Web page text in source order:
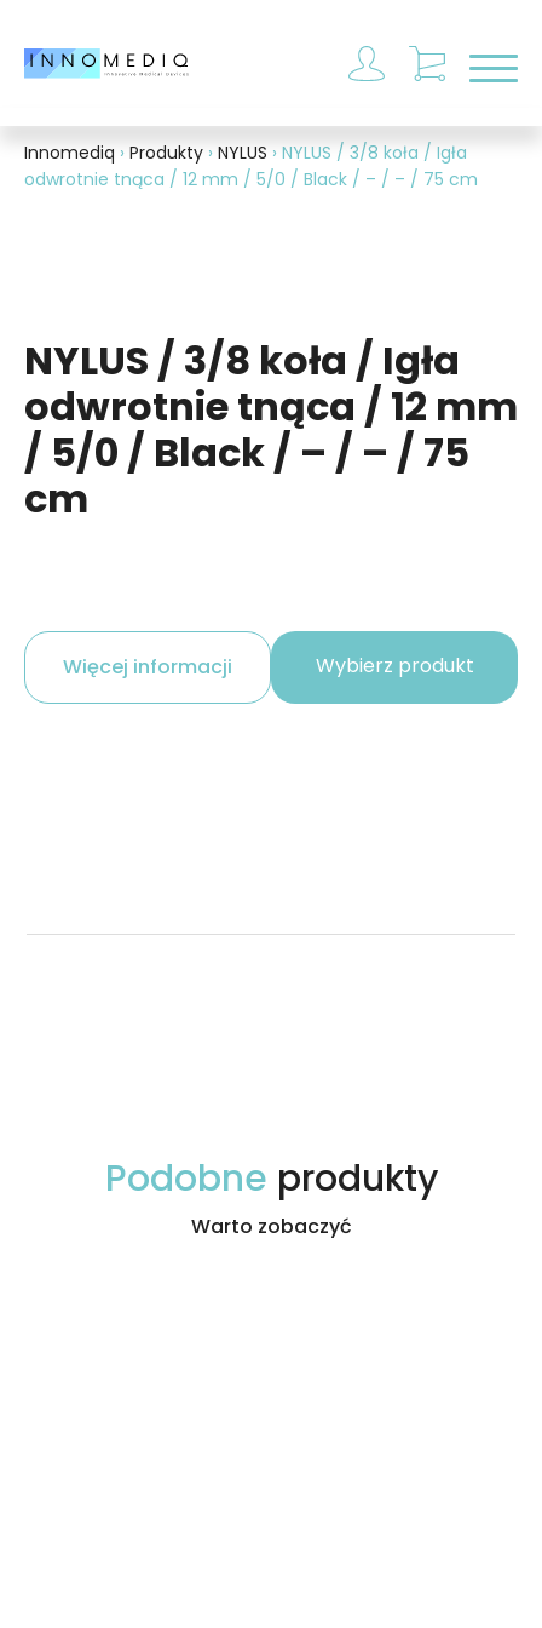
Innomediq › Produkty › NYLUS › NYLUS / 3/8 koła / Igła
odwrotnie tnąca / 12 mm / 5/0 / Black / – / – / 75 cm
NYLUS / 3/8 koła / Igła
odwrotnie tnąca / 12 mm
/ 5/0 / Black / – / – / 75
cm
Więcej informacji Wybierz produkt
Podobne produkty
Warto zobaczyć